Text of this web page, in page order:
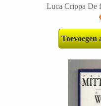
Luca Crippa De
Toevoegen